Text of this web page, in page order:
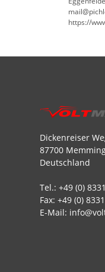
https://
Dickenreiser
87700
Deutschland
Tel.: +49 (0)
Fax: +49 (0)
E-Mail: